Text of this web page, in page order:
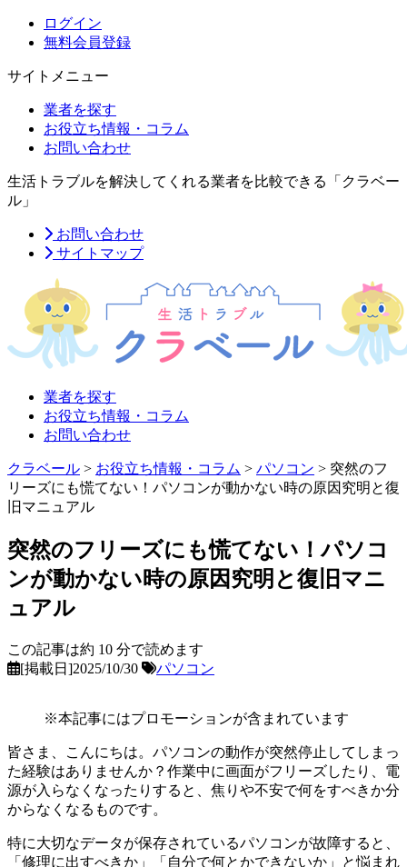
ログイン
無料会員登録
サイトメニュー
業者を探す
お役立ち情報・コラム
お問い合わせ
生活トラブルを解決してくれる業者を比較できる「クラベー
ル」
お問い合わせ
サイトマップ
業者を探す
お役立ち情報・コラム
お問い合わせ
クラベール > お役立ち情報・コラム > パソコン > 突然のフ
リーズにも慌てない！パソコンが動かない時の原因究明と復
旧マニュアル
突然のフリーズにも慌てない！パソコ
ンが動かない時の原因究明と復旧マニ
ュアル
この記事は約 10 分で読めます
[掲載日]2025/10/30
パソコン
※本記事にはプロモーションが含まれています
皆さま、こんにちは。パソコンの動作が突然停止してしまっ
た経験はありませんか？作業中に画面がフリーズしたり、電
源が入らなくなったりすると、焦りや不安で何をすべきか分
からなくなるものです。
特に大切なデータが保存されているパソコンが故障すると、
「修理に出すべきか」「自分で何とかできないか」と悩まれ